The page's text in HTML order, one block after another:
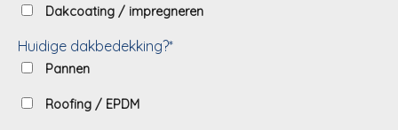
Dakcoating / impregneren
Huidige dakbedekking?*
Pannen
Roofing / EPDM